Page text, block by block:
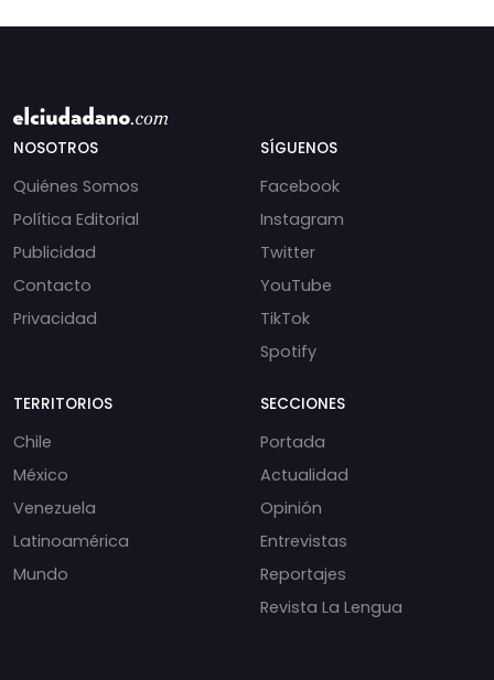
NOSOTROS
Quiénes Somos
Política Editorial
Publicidad
Contacto
Privacidad
SÍGUENOS
Facebook
Instagram
Twitter
YouTube
TikTok
Spotify
TERRITORIOS
Chile
México
Venezuela
Latinoamérica
Mundo
SECCIONES
Portada
Actualidad
Opinión
Entrevistas
Reportajes
Revista La Lengua